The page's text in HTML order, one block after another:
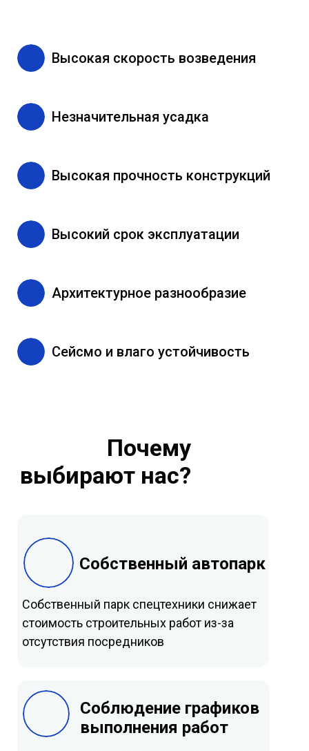
Высокая скорость возведения
Незначительная усадка
Высокая прочность конструкций
Высокий срок эксплуатации
Архитектурное разнообразие
Сейсмо и влаго устойчивость
Собственный парк спецтехники снижает
стоимость строительных работ из-за
отсутствия посредников
Соблюдение графиков
выполнения работ
Собственный автопарк
Почему
выбирают нас?